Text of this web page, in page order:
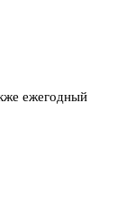
ежегодный